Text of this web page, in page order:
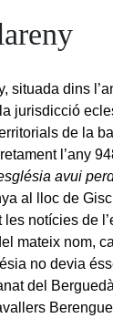
situada dins
jurisdicció
de la
l’any
avui
al lloc de
les notícies de
mateix nom,
no devia
del